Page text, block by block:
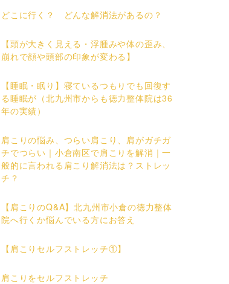
どこに行く？ どんな解消法があるの？
【頭が大きく見える・浮腫みや体の歪み、
崩れで顔や頭部の印象が変わる】
【睡眠・眠り】寝ているつもりでも回復す
る睡眠が（北九州市からも徳力整体院は36
年の実績）
肩こりの悩み、つらい肩こり、肩がガチガ
チでつらい｜小倉南区で肩こりを解消｜一
般的に言われる肩こり解消法は？ストレッ
チ？
【肩こりのQ&A】北九州市小倉の徳力整体
院へ行くか悩んでいる方にお答え
【肩こりセルフストレッチ①】
肩こりをセルフストレッチ